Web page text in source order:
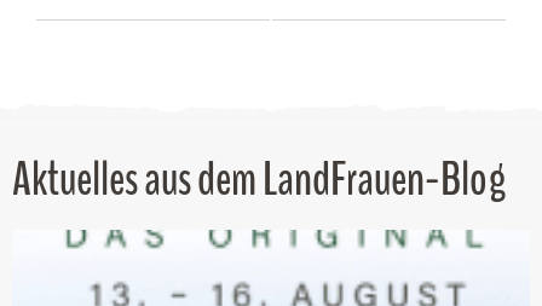
Aktuelles aus dem LandFrauen-Blog